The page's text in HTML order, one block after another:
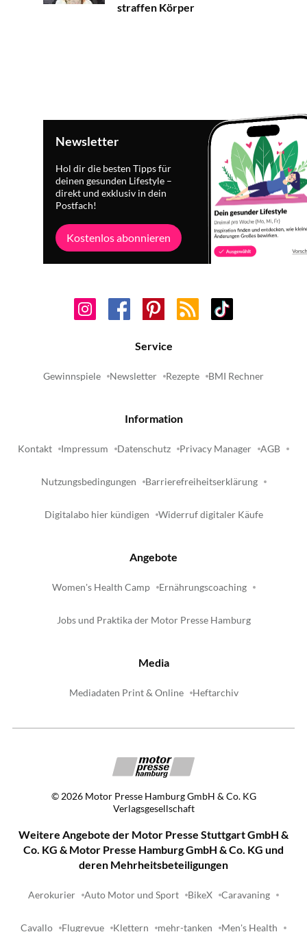
straffen Körper
Newsletter
Hol dir die besten Tipps für
deinen gesunden Lifestyle –
direkt und exklusiv in dein
Postfach!
Kostenlos abonnieren
Service
Gewinnspiele Newsletter Rezepte BMI Rechner
Information
Kontakt Impressum Datenschutz Privacy Manager AGB
Nutzungsbedingungen Barrierefreiheitserklärung
Digitalabo hier kündigen Widerruf digitaler Käufe
Angebote
Women's Health Camp Ernährungscoaching
Jobs und Praktika der Motor Presse Hamburg
Media
Mediadaten Print & Online Heftarchiv
© 2026 Motor Presse Hamburg GmbH & Co. KG
Verlagsgesellschaft
Weitere Angebote der Motor Presse Stuttgart GmbH &
Co. KG & Motor Presse Hamburg GmbH & Co. KG und
deren Mehrheitsbeteiligungen
Aerokurier Auto Motor und Sport BikeX Caravaning
Cavallo Flugrevue Klettern mehr-tanken Men's Health